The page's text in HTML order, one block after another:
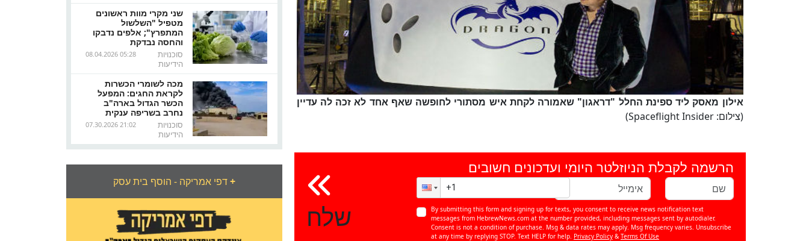
שני מקרי מוות ראשונים
מטפיל "השלשול
המתפרץ"; אלפים נדבקו
והחסה נבדקת
08.04.2026 05:28
סוכנויות
הידיעות
מכה לשומרי הכשרות
לקראת החגים: המפעל
הכשר הגדול בארה"ב
נחרב בשריפה ענקית
07.30.2026 21:02
סוכנויות
הידיעות
דפי אמריקה - הוסף בית עסק+
אילון מאסק ליד ספינת החלל "דראגון" שאמורה לקחת איש מסתורי לחופשה שאף אחד לא זכה לה עדיין
(צילום: Spaceflight Insider)
שלח
הרשמה לקבלת הניוזלטר היומי ועדכונים חשובים
By submitting this form and signing up for texts, you consent to receive news notification text
messages from HebrewNews.com at the number provided, including messages sent by autodialer.
Consent is not a condition of purchase. Msg & data rates may apply. Msg frequency varies. Unsubscribe
at any time by replying STOP. Text HELP for help. Privacy Policy & Terms Of Use